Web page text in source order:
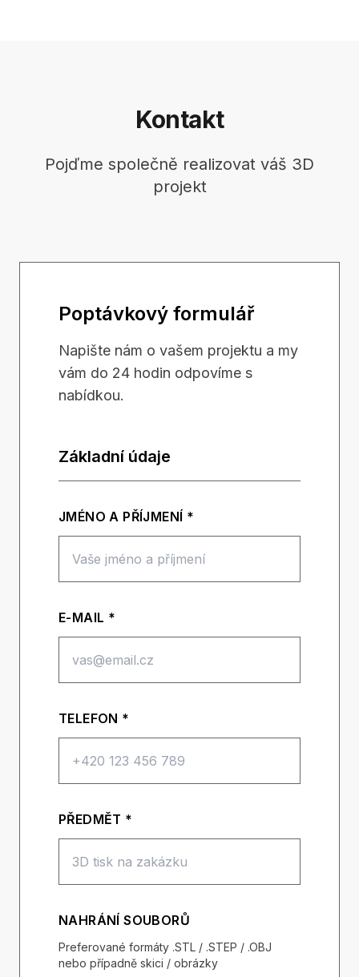
Kontakt
Pojďme společně realizovat váš 3D
projekt
Poptávkový formulář
Napište nám o vašem projektu a my
vám do 24 hodin odpovíme s
nabídkou.
Základní údaje
JMÉNO A PŘÍJMENÍ *
E-MAIL *
TELEFON *
PŘEDMĚT *
NAHRÁNÍ SOUBORŮ
Preferované formáty .STL / .STEP / .OBJ
nebo případně skici / obrázky